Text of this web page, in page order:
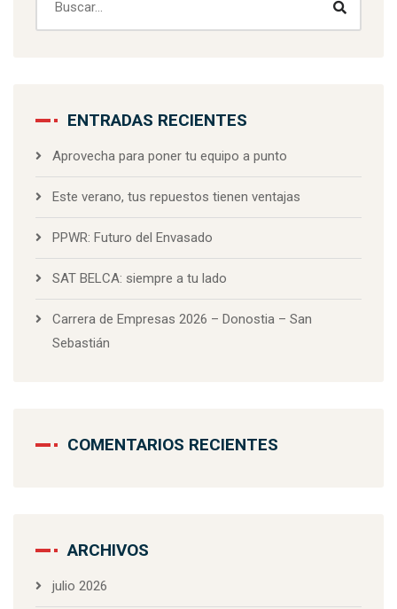
ENTRADAS RECIENTES
Aprovecha para poner tu equipo a punto
Este verano, tus repuestos tienen ventajas
PPWR: Futuro del Envasado
SAT BELCA: siempre a tu lado
Carrera de Empresas 2026 – Donostia – San
Sebastián
COMENTARIOS RECIENTES
ARCHIVOS
julio 2026